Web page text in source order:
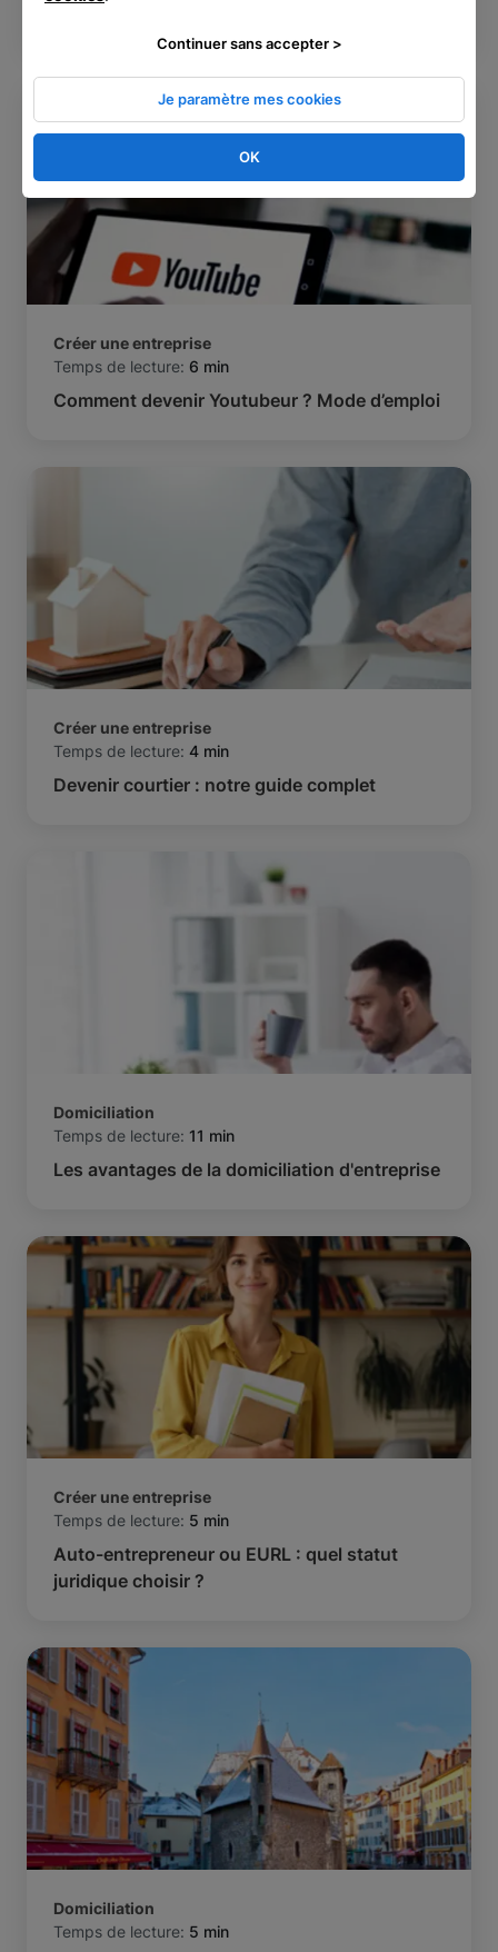
Créer une entreprise
Temps de lecture: 6 min
Comment devenir Youtubeur ? Mode d’emploi
Créer une entreprise
Temps de lecture: 4 min
Devenir courtier : notre guide complet
Domiciliation
Temps de lecture: 11 min
Les avantages de la domiciliation d'entreprise
Créer une entreprise
Temps de lecture: 5 min
Auto-entrepreneur ou EURL : quel statut
juridique choisir ?
Domiciliation
Temps de lecture: 5 min
OK
Je paramètre mes cookies
Continuer sans accepter >